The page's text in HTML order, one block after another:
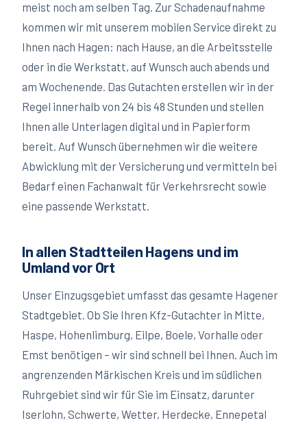
meist noch am selben Tag. Zur Schadenaufnahme
kommen wir mit unserem mobilen Service direkt zu
Ihnen nach Hagen: nach Hause, an die Arbeitsstelle
oder in die Werkstatt, auf Wunsch auch abends und
am Wochenende. Das Gutachten erstellen wir in der
Regel innerhalb von 24 bis 48 Stunden und stellen
Ihnen alle Unterlagen digital und in Papierform
bereit. Auf Wunsch übernehmen wir die weitere
Abwicklung mit der Versicherung und vermitteln bei
Bedarf einen Fachanwalt für Verkehrsrecht sowie
eine passende Werkstatt.
In allen Stadtteilen Hagens und im
Umland vor Ort
Unser Einzugsgebiet umfasst das gesamte Hagener
Stadtgebiet. Ob Sie Ihren Kfz-Gutachter in Mitte,
Haspe, Hohenlimburg, Eilpe, Boele, Vorhalle oder
Emst benötigen – wir sind schnell bei Ihnen. Auch im
angrenzenden Märkischen Kreis und im südlichen
Ruhrgebiet sind wir für Sie im Einsatz, darunter
Iserlohn, Schwerte, Wetter, Herdecke, Ennepetal